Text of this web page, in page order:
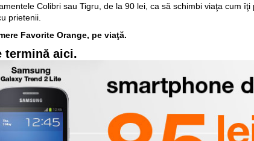
Colibri sau Tigru, de la 90 lei, ca să schimbi viaţa cum
prietenii.
Favorite Orange, pe viaţă.
termină aici.